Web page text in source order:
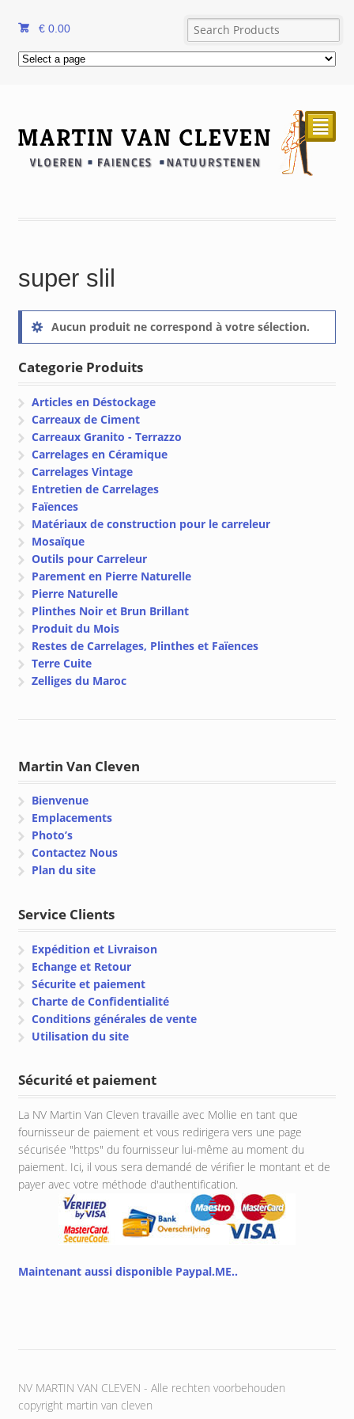
€ 0.00
²
super slil
Aucun produit ne correspond à votre sélection.
Categorie Produits
Articles en Déstockage
Carreaux de Ciment
Carreaux Granito - Terrazzo
Carrelages en Céramique
Carrelages Vintage
Entretien de Carrelages
Faïences
Matériaux de construction pour le carreleur
Mosaïque
Outils pour Carreleur
Parement en Pierre Naturelle
Pierre Naturelle
Plinthes Noir et Brun Brillant
Produit du Mois
Restes de Carrelages, Plinthes et Faïences
Terre Cuite
Zelliges du Maroc
Martin Van Cleven
Bienvenue
Emplacements
Photo’s
Contactez Nous
Plan du site
Service Clients
Expédition et Livraison
Echange et Retour
Sécurite et paiement
Charte de Confidentialité
Conditions générales de vente
Utilisation du site
Sécurité et paiement
La NV Martin Van Cleven travaille avec Mollie en tant que
fournisseur de paiement et vous redirigera vers une page
sécurisée "https" du fournisseur lui-même au moment du
paiement. Ici, il vous sera demandé de vérifier le montant et de
payer avec votre méthode d'authentification.
Maintenant aussi disponible Paypal.ME..
NV MARTIN VAN CLEVEN - Alle rechten voorbehouden
copyright martin van cleven